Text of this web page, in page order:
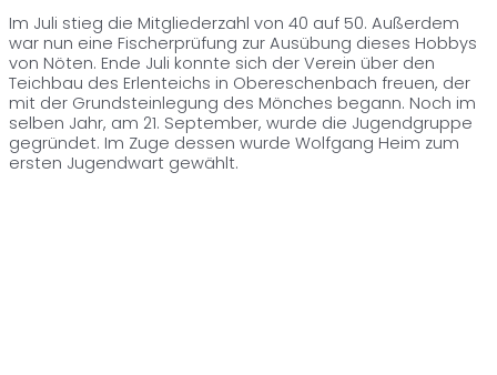
Im Juli stieg die Mitgliederzahl von 40 auf 50. Außerdem
war nun eine Fischerprüfung zur Ausübung dieses Hobbys
von Nöten. Ende Juli konnte sich der Verein über den
Teichbau des Erlenteichs in Obereschenbach freuen, der
mit der Grundsteinlegung des Mönches begann. Noch im
selben Jahr, am 21. September, wurde die Jugendgruppe
gegründet. Im Zuge dessen wurde Wolfgang Heim zum
ersten Jugendwart gewählt.